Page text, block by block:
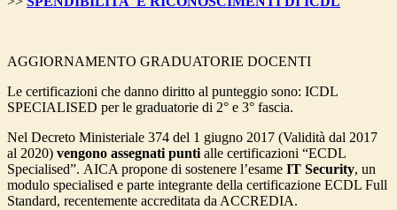
AGGIORNAMENTO GRADUATORIE DOCENTI
Le certificazioni che danno diritto al punteggio sono: ICDL
SPECIALISED per le graduatorie di 2° e 3° fascia.
Nel Decreto Ministeriale 374 del 1 giugno 2017 (Validità dal 2017
al 2020) vengono assegnati punti alle certificazioni “ECDL
Specialised”. AICA propone di sostenere l’esame IT Security, un
modulo specialised e parte integrante della certificazione ECDL Full
Standard, recentemente accreditata da ACCREDIA.